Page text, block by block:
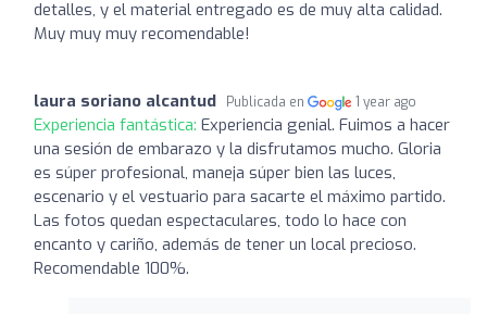
detalles, y el material entregado es de muy alta calidad.
Muy muy muy recomendable!
laura soriano alcantud Publicada en 1 year ago
Experiencia fantástica: Experiencia genial. Fuimos a hacer
una sesión de embarazo y la disfrutamos mucho. Gloria
es súper profesional, maneja súper bien las luces,
escenario y el vestuario para sacarte el máximo partido.
Las fotos quedan espectaculares, todo lo hace con
encanto y cariño, además de tener un local precioso.
Recomendable 100%.